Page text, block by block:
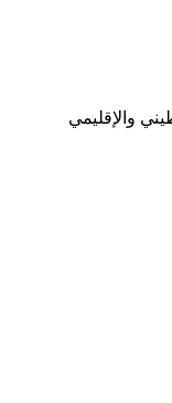
والإقليمي